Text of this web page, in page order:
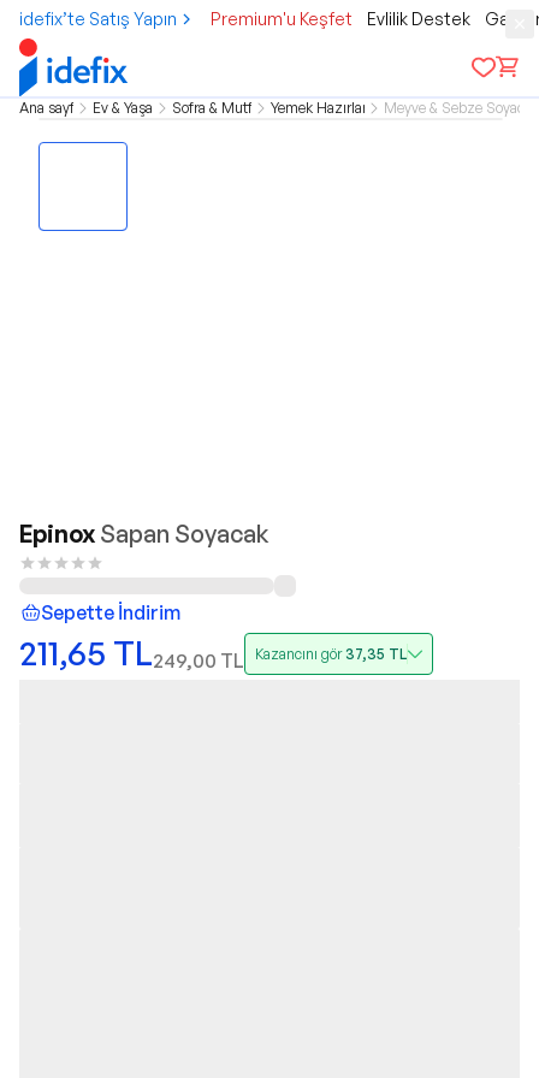
idefix’te Satış Yapın Premium'u Keşfet Evlilik Destek
Ana sayfa Ev & Yaşam Sofra & Mutfak Yemek Hazırlama Meyve & Sebze
Epinox Sapan Soyacak
Sepette İndirim
211,65 TL249,00 TL Kazancını gör37,35 TL